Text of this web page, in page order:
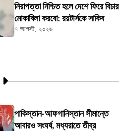
নিরাপত্তা নিশ্চিত হলে দেশে ফিরে বিচার
মোকাবিলা করবো: রয়টার্সকে সাকিব
৭ আগস্ট, ২০২৬
পাকিস্তান-আফগানিস্তান সীমান্তে
আবারও সংঘর্ষ, মধ্যরাতে তীব্র